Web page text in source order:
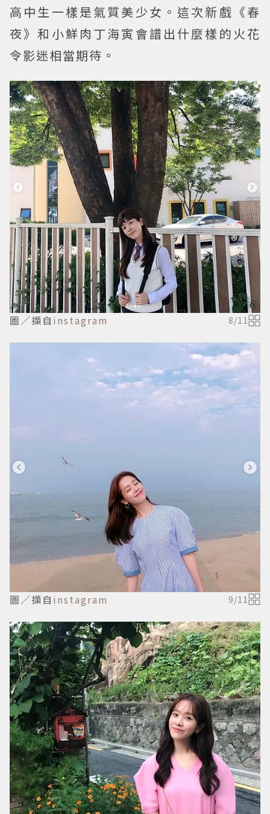
高中生一樣是氣質美少女。這次新戲《春
夜》和小鮮肉丁海寅會譜出什麼樣的火花
令影迷相當期待。
圖／擷自 instagram 8/11
圖／擷自 instagram 9/11